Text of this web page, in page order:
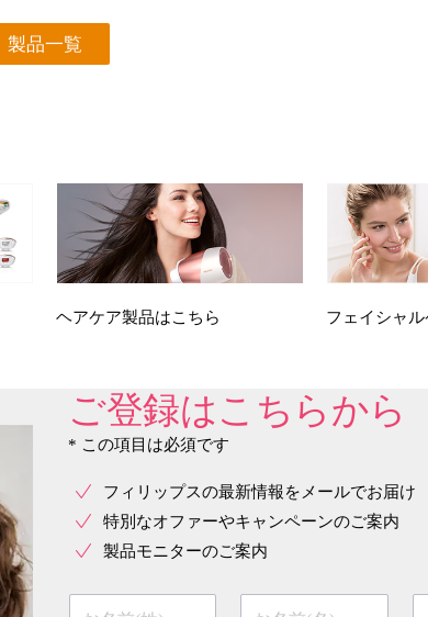
製品一覧
ヘアケア製品はこちら フェイシャ
ご登録はこちらから
* この項目は必須です
フィリップスの最新情報をメールでお届け
特別なオファーやキャンペーンのご案内
製品モニターのご案内